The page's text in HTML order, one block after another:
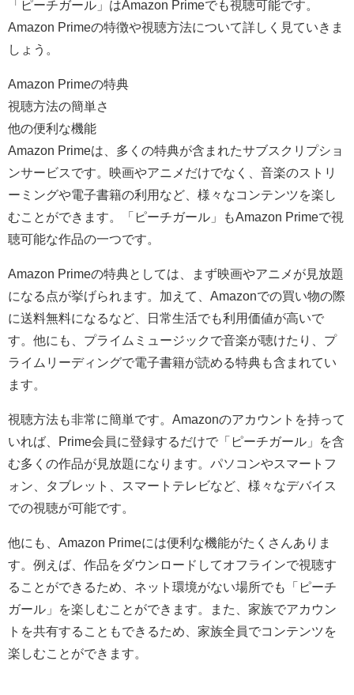
「ピーチガール」はAmazon Primeでも視聴可能です。
Amazon Primeの特徴や視聴方法について詳しく見ていきま
しょう。
Amazon Primeの特典
視聴方法の簡単さ
他の便利な機能
Amazon Primeは、多くの特典が含まれたサブスクリプショ
ンサービスです。映画やアニメだけでなく、音楽のストリ
ーミングや電子書籍の利用など、様々なコンテンツを楽し
むことができます。「ピーチガール」もAmazon Primeで視
聴可能な作品の一つです。
Amazon Primeの特典としては、まず映画やアニメが見放題
になる点が挙げられます。加えて、Amazonでの買い物の際
に送料無料になるなど、日常生活でも利用価値が高いで
す。他にも、プライムミュージックで音楽が聴けたり、プ
ライムリーディングで電子書籍が読める特典も含まれてい
ます。
視聴方法も非常に簡単です。Amazonのアカウントを持って
いれば、Prime会員に登録するだけで「ピーチガール」を含
む多くの作品が見放題になります。パソコンやスマートフ
ォン、タブレット、スマートテレビなど、様々なデバイス
での視聴が可能です。
他にも、Amazon Primeには便利な機能がたくさんありま
す。例えば、作品をダウンロードしてオフラインで視聴す
ることができるため、ネット環境がない場所でも「ピーチ
ガール」を楽しむことができます。また、家族でアカウン
トを共有することもできるため、家族全員でコンテンツを
楽しむことができます。